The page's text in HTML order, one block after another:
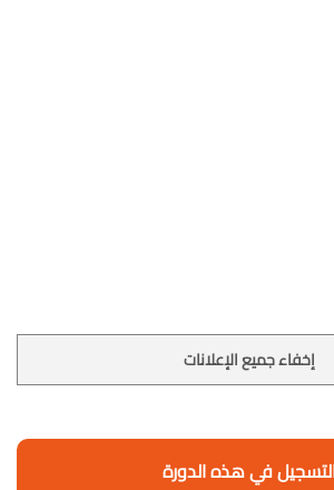
إخفاء جميع الإعلانات
في هذه الدورة